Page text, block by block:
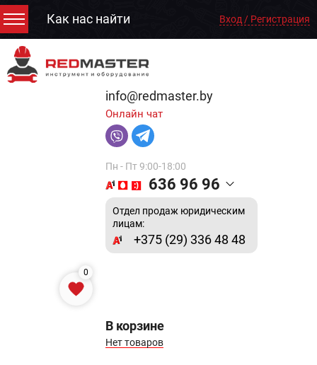
Как нас найти Вход / Регистрация
info@redmaster.by
Онлайн чат
Пн - Пт 9:00-18:00
636 96 96
Отдел продаж юридическим
лицам:
+375 (29) 336 48 48
0
В корзине
Нет товаров